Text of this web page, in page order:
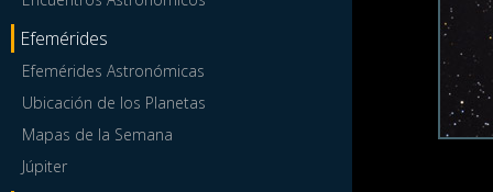
Efemérides
Efemérides Astronómicas
Ubicación de los Planetas
Mapas de la Semana
Júpiter